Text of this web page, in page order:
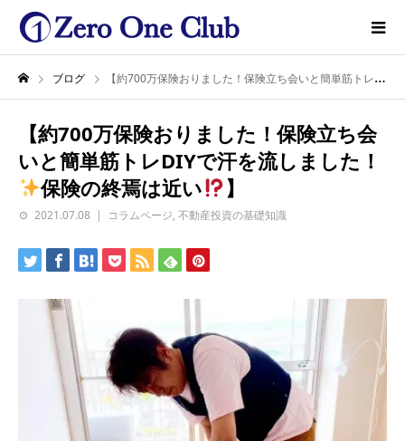
ブログ 【約700万保険おりました！保険立ち会いと簡単筋トレDIYで汗を流しました！
【約700万保険おりました！保険立ち会
いと簡単筋トレDIYで汗を流しました！
保険の終焉は近い
】
2021.07.08 コラムページ, 不動産投資の基礎知識